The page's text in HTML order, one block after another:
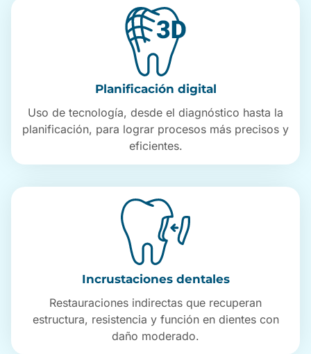
Planificación digital
Uso de tecnología, desde el diagnóstico hasta la
planificación, para lograr procesos más precisos y
eficientes.
Incrustaciones dentales
Restauraciones indirectas que recuperan
estructura, resistencia y función en dientes con
daño moderado.